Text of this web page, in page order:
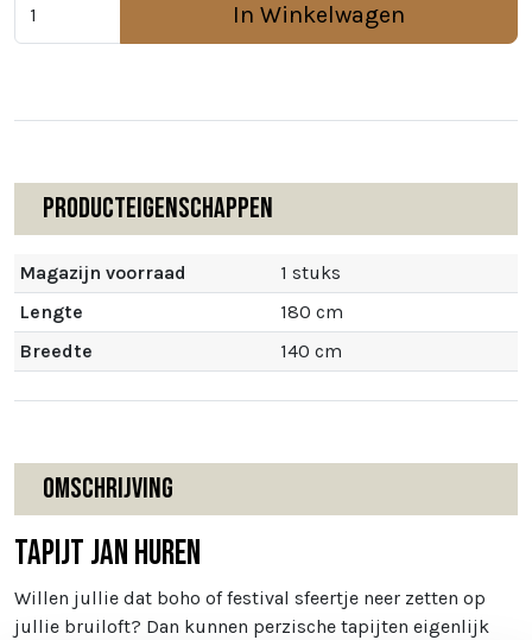
In Winkelwagen
Producteigenschappen
Magazijn voorraad
1 stuks
Lengte
180 cm
Breedte
140 cm
Omschrijving
Tapijt Jan huren
Willen jullie dat boho of festival sfeertje neer zetten op
jullie bruiloft? Dan kunnen perzische tapijten eigenlijk